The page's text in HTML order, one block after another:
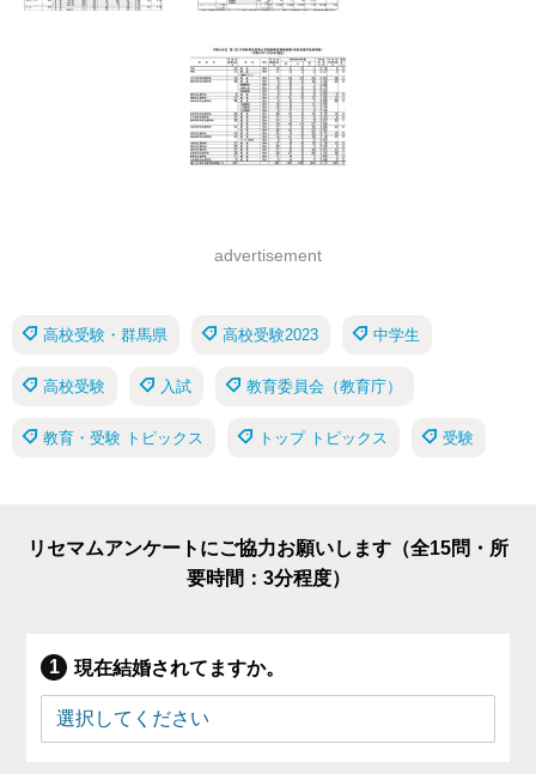
advertisement
高校受験・群馬県 高校受験2023 中学生
高校受験 入試 教育委員会（教育庁）
教育・受験 トピックス トップ トピックス 受験
リセマムアンケートにご協力お願いします（全15問・所
要時間：3分程度）
現在結婚されてますか。